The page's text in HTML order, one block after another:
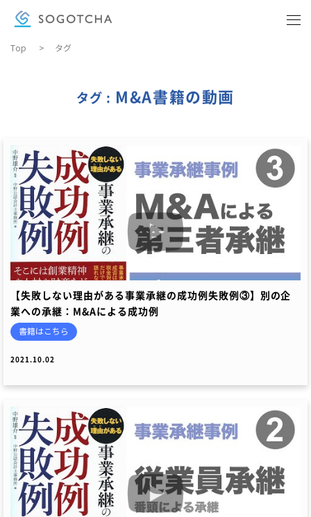
ビジネス実務
DOWNLOAD MATERIALS
資料ダウンロード
CONTACT
お問い合わせ
Top > タグ
タグ : M&A書籍の動画
【失敗しない理由がある事業承継の成功例失敗例③】別の企
業への承継：M&Aによる成功例
書籍はこちら
2021.10.02